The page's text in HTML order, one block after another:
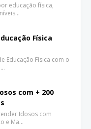
educação física,
Física
Educação Física com o
com + 200
Idosos com
e Ma…